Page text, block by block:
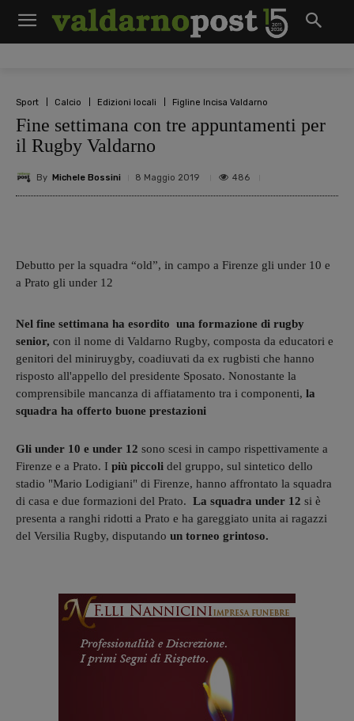
Sport Calcio Edizioni locali Figline Incisa Valdarno
Fine settimana con tre appuntamenti per
il Rugby Valdarno
By Michele Bossini 8 Maggio 2019 486
Debutto per la squadra “old”, in campo a Firenze gli under 10 e
a Prato gli under 12
Nel fine settimana ha esordito una formazione di rugby
senior, con il nome di Valdarno Rugby, composta da educatori e
genitori del miniruygby, coadiuvati da ex rugbisti che hanno
risposto all'appello del presidente Sposato. Nonostante la
comprensibile mancanza di affiatamento tra i componenti, la
squadra ha offerto buone prestazioni
Gli under 10 e under 12 sono scesi in campo rispettivamente a
Firenze e a Prato. I più piccoli del gruppo, sul sintetico dello
stadio "Mario Lodigiani" di Firenze, hanno affrontato la squadra
di casa e due formazioni del Prato. La squadra under 12 si è
presenta a ranghi ridotti a Prato e ha gareggiato unita ai ragazzi
del Versilia Rugby, disputando un torneo grintoso.